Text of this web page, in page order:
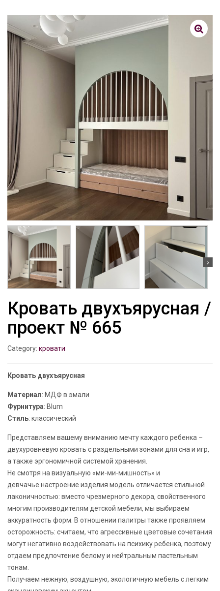
Кровать двухъярусная /
проект № 665
Category: кровати
Кровать двухъярусная
Материал: МДФ в эмали
Фурнитура: Blum
Стиль: классический
Представляем вашему вниманию мечту каждого ребенка –
двухуровневую кровать с раздельными зонами для сна и игр,
а также эргономичной системой хранения.
Не смотря на визуальную «ми-ми-мишность» и
девчачье настроение изделия модель отличается стильной
лаконичностью: вместо чрезмерного декора, свойственного
многим производителям детской мебели, мы выбираем
аккуратность форм. В отношении палитры также проявляем
осторожность: считаем, что агрессивные цветовые сочетания
могут негативно воздействовать на психику ребенка, поэтому
отдаем предпочтение белому и нейтральным пастельным
тонам.
Получаем нежную, воздушную, экологичную мебель с легким